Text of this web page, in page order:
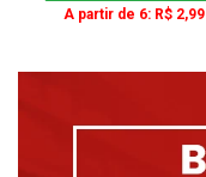
A partir de 6: R$ 2,99